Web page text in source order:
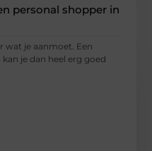
personal shopper in
wat je aanmoet. Een
je dan heel erg goed